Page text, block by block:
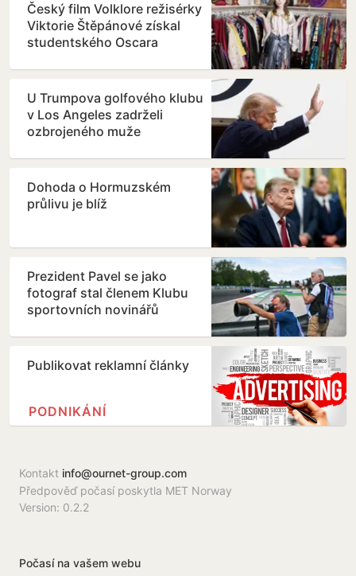
Český film Volklore režisérky
Viktorie Štěpánové získal
studentského Oscara
U Trumpova golfového klubu
v Los Angeles zadrželi
ozbrojeného muže
Dohoda o Hormuzském
průlivu je blíž
Prezident Pavel se jako
fotograf stal členem Klubu
sportovních novinářů
Publikovat reklamní články
PODNIKÁNÍ
Kontakt info@ournet-group.com
Předpověď počasí poskytla MET Norway
Version: 0.2.2
Počasí na vašem webu